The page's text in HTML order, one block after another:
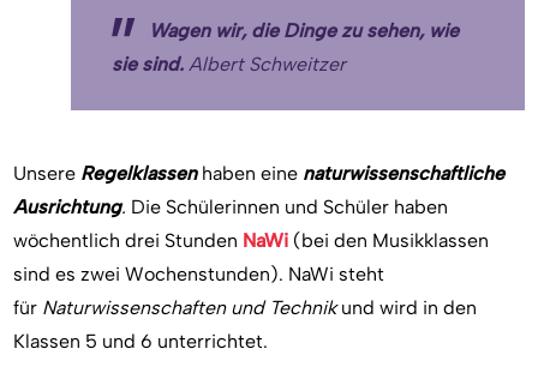
Wagen wir, die Dinge zu sehen, wie
sie sind.Albert Schweitzer
Unsere Regelklassen haben eine naturwissenschaftliche
Ausrichtung. Die Schülerinnen und Schüler haben
wöchentlich drei Stunden NaWi (bei den Musikklassen
sind es zwei Wochenstunden). NaWi steht
für Naturwissenschaften und Technikund wird in den
Klassen 5 und 6 unterrichtet.